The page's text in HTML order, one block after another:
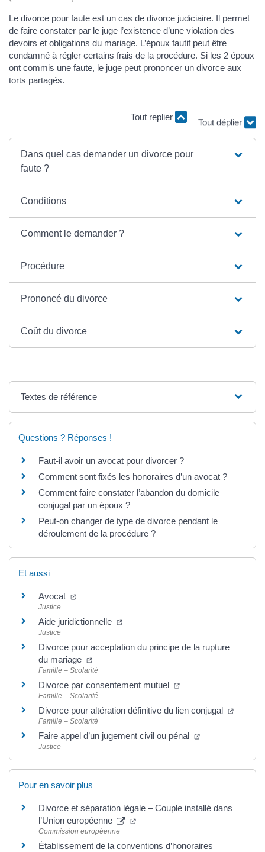
Le divorce pour faute est un cas de divorce judiciaire. Il permet
de faire constater par le juge l’existence d’une violation des
devoirs et obligations du mariage. L’époux fautif peut être
condamné à régler certains frais de la procédure. Si les 2 époux
ont commis une faute, le juge peut prononcer un divorce aux
torts partagés.
Tout replier
Tout déplier
Dans quel cas demander un divorce pour
faute ?
Conditions
Comment le demander ?
Procédure
Prononcé du divorce
Coût du divorce
Textes de référence
Questions ? Réponses !
Faut-il avoir un avocat pour divorcer ?
Comment sont fixés les honoraires d’un avocat ?
Comment faire constater l’abandon du domicile
conjugal par un époux ?
Peut-on changer de type de divorce pendant le
déroulement de la procédure ?
Et aussi
Avocat
Justice
Aide juridictionnelle
Justice
Divorce pour acceptation du principe de la rupture
du mariage
Famille – Scolarité
Divorce par consentement mutuel
Famille – Scolarité
Divorce pour altération définitive du lien conjugal
Famille – Scolarité
Faire appel d’un jugement civil ou pénal
Justice
Pour en savoir plus
Divorce et séparation légale – Couple installé dans
l’Union européenne
Commission européenne
Établissement de la conventions d’honoraires